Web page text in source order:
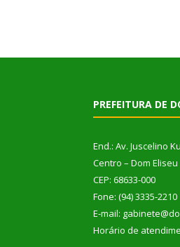
PREFEITURA DE
End.: Av. Juscelino
Centro – Dom Eliseu
CEP: 68633-000
Fone: (94) 3335-2210
E-mail:
Horário de